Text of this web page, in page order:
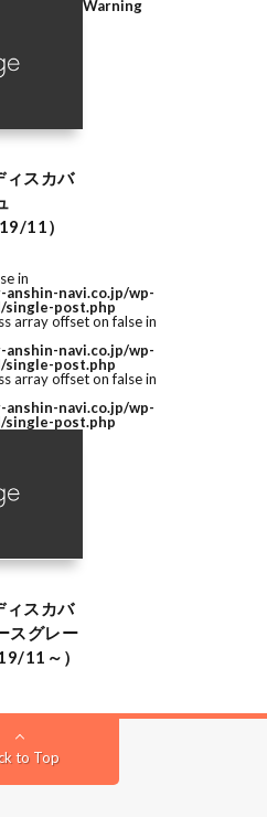
スカバ
11）
Warning
in
navi.co.jp/wp-
post.php
array offset on false in
navi.co.jp/wp-
post.php
array offset on false in
navi.co.jp/wp-
post.php
スカバ
スグレー
11～）
to Top